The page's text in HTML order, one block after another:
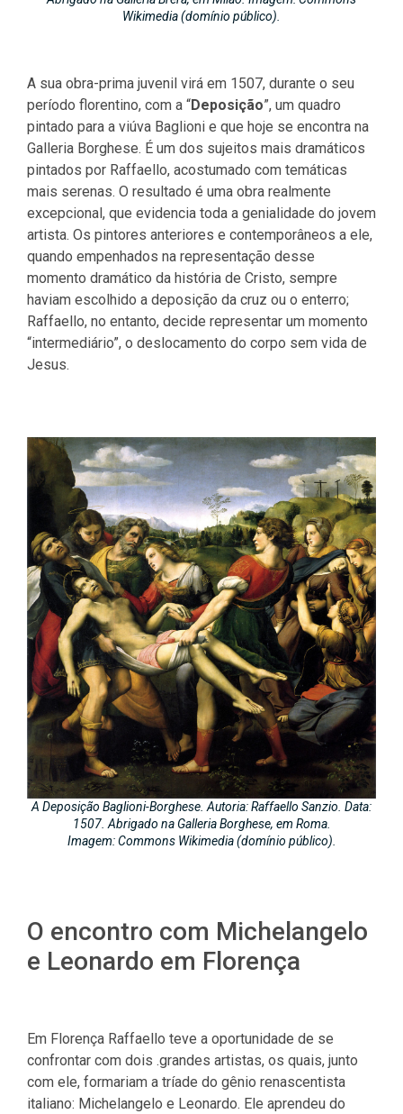
Wikimedia (domínio público).
A sua obra-prima juvenil virá em 1507, durante o seu
período florentino, com a “Deposição”, um quadro
pintado para a viúva Baglioni e que hoje se encontra na
Galleria Borghese. É um dos sujeitos mais dramáticos
pintados por Raffaello, acostumado com temáticas
mais serenas. O resultado é uma obra realmente
excepcional, que evidencia toda a genialidade do jovem
artista. Os pintores anteriores e contemporâneos a ele,
quando empenhados na representação desse
momento dramático da história de Cristo, sempre
haviam escolhido a deposição da cruz ou o enterro;
Raffaello, no entanto, decide representar um momento
“intermediário”, o deslocamento do corpo sem vida de
Jesus.
A Deposição Baglioni-Borghese. Autoria: Raffaello Sanzio. Data:
1507. Abrigado na Galleria Borghese, em Roma.
Imagem: Commons Wikimedia (domínio público).
O encontro com Michelangelo
e Leonardo em Florença
Em Florença Raffaello teve a oportunidade de se
confrontar com dois .grandes artistas, os quais, junto
com ele, formariam a tríade do gênio renascentista
italiano: Michelangelo e Leonardo. Ele aprendeu do